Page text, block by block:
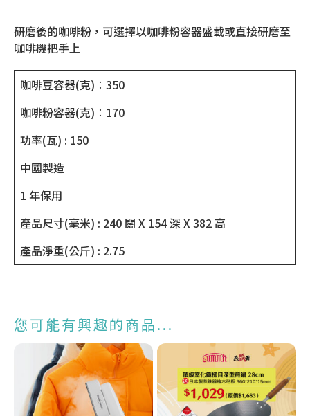
研磨後的咖啡粉，可選擇以咖啡粉容器盛載或直接研磨至
咖啡機把手上
咖啡豆容器(克)︰350
咖啡粉容器(克)︰170
功率(瓦) : 150
中國製造
1 年保用
產品尺寸(毫米) : 240 闊 X 154 深 X 382 高
產品淨重(公斤) : 2.75
您可能有興趣的商品...